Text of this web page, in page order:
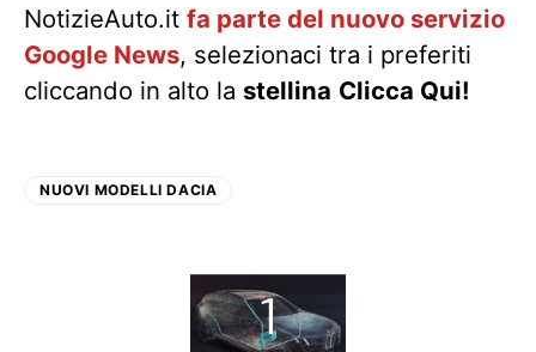
NotizieAuto.it fa parte del nuovo servizio
Google News, selezionaci tra i preferiti
cliccando in alto la stellina Clicca Qui!
NUOVI MODELLI DACIA